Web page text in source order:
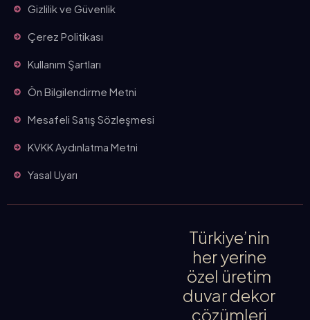
Gizlilik ve Güvenlik
Çerez Politikası
Kullanım Şartları
Ön Bilgilendirme Metni
Mesafeli Satış Sözleşmesi
KVKK Aydınlatma Metni
Yasal Uyarı
Türkiye’nin
her yerine
özel üretim
duvar dekor
çözümleri